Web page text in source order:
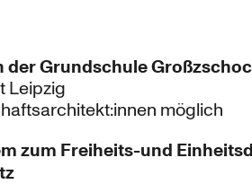
der Grundschule
Leipzig
möglich
zum Freiheits-und